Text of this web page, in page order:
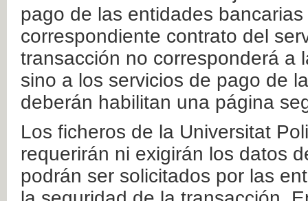
pago de las entidades
correspondiente contrato del
transacción no corresponderá a
sino a los servicios de pago de
deberán habilitan una página
Los ficheros de la Universitat
requerirán ni exigirán los datos
podrán ser solicitados por las